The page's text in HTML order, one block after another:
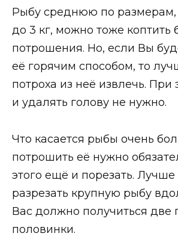
Рыбу среднюю по размерам,
до 3 кг, можно тоже коптить
потрошения. Но, если Вы
её горячим способом, то
потроха из неё извлечь. При
и удалять голову не нужно.
Что касается рыбы очень
потрошить её нужно
этого ещё и порезать. Лучше
разрезать крупную рыбу
Вас должно получиться две
половинки.